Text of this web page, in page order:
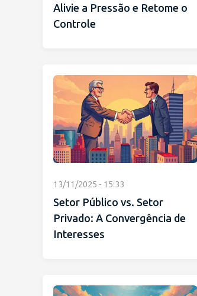
Alivie a Pressão e Retome o
Controle
13/11/2025 - 15:33
Setor Público vs. Setor
Privado: A Convergência de
Interesses